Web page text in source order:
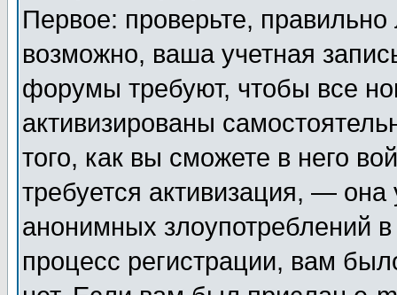
Первое: проверьте,
возможно, ваша учетная
форумы требуют, чтобы все
активизированы
того, как вы сможете в него
требуется активизация, —
анонимных злоупотреблений
процесс регистрации, вам